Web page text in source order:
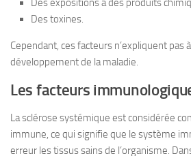
Des expositions à des produits
Des toxines.
Cependant, ces facteurs n’expliquent pas
développement de la maladie.
Les facteurs
La sclérose systémique est considérée
immune, ce qui signifie que le système
erreur les tissus sains de l’organisme.